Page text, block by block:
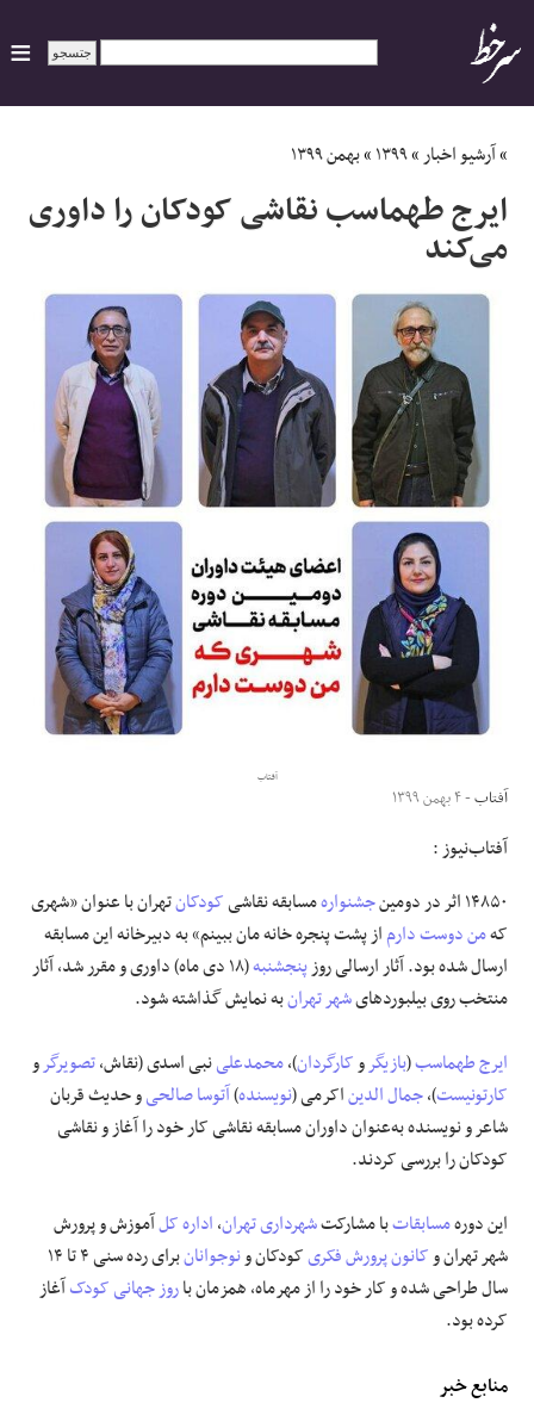
ایران
سیاسی
اقتصاد
جهان
اجتماعی
حوادث
علوم و فن آوری
فرهنگی و هنری
مقالات
»آرشیو اخبار»۱۳۹۹»بهمن ۱۳۹۹
ایرج طهماسب نقاشی کودکان را داوری
می‌کند
آفتاب
آفتاب- ۴ بهمن ۱۳۹۹
آفتاب‌‌نیوز :
۱۴۸۵۰ اثر در دومین
جشنوارهمسابقه نقاشیکودکانتهران با عنوان «شهری
کهمن دوست دارماز پشت پنجره خانه مان ببینم» به دبیرخانه این مسابقه
ارسال شده بود. آثار ارسالی روزپنجشنبه
(۱۸ دی ماه) داوری و مقرر شد، آثار
منتخب روی بیلبوردهایشهر تهرانبه نمایش گذاشته شود.
ایرج طهماسب(بازیگروکارگردان)،محمدعلینبی اسدی (نقاش،تصویرگرو
کارتونیست)،جمال الدیناکرمی (نویسنده)آتوسا صالحیو حدیث قربان
شاعر و نویسنده به‌عنوان داوران مسابقه نقاشی کار خود را آغاز و نقاشی
کودکان را بررسی کردند.
این دورهمسابقاتبا مشارکتشهرداری تهران،اداره کلآموزش و پرورش
شهر تهران وکانون پرورش فکریکودکان ونوجوانان
برای رده سنی ۴ تا ۱۴
سال طراحی شده و کار خود را از مهرماه، همزمان باروز جهانی کودکآغاز
کرده بود.
منابع خبر